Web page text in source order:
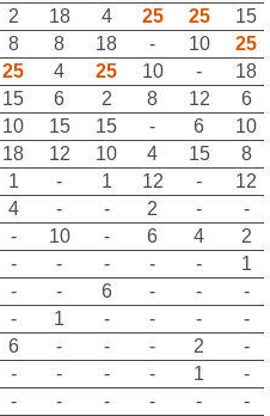
2 18 4 25 25
15
8 8 18 - 10
25
25 4 25 10 -
18
15 6 2 8 12
6
10 15 15 - 6
10
18 12 10 4 15
8
1 - 1 12 -
12
4 - - 2 -
-
- 10 - 6 4
2
- - - - -
1
- - 6 - -
-
- 1 - - -
-
6 - - - 2
-
- - - - 1
-
- - - - -
-